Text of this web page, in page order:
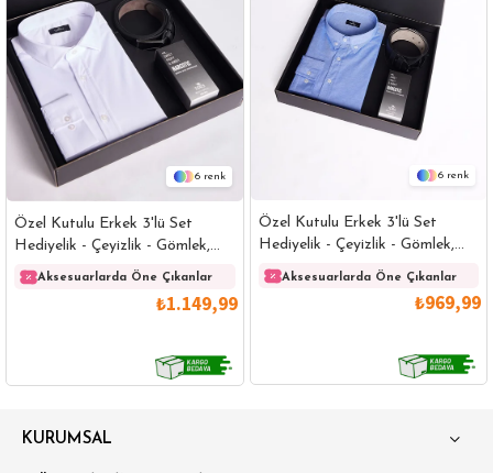
6
Özel Kutulu Erkek 3'lü Set
Hediyelik - Çeyizlik - Gömlek,
Parfüm Ve Kemer Seti
Aksesuarlarda Öne Çıkanlar
₺1.149,99
6
Özel Kutulu Erkek 3'lü Set
Hediyelik - Çeyizlik - Gömlek,
Parfüm Ve Kemer Seti
Aksesuarlarda Öne Çıkanlar
₺969,99
KURUMSAL